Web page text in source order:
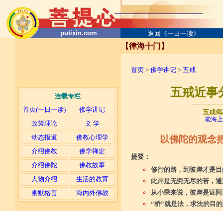
putixin.com 返回《一日一读》
连载专栏
首页(一日一读)
佛学讲记
政策理论
文 学
动态报道
佛教心理学
介绍佛教
佛学禅定
介绍佛陀
佛教故事
人物介绍
生活的教育
幽默格言
海内外佛教
【律海十门】
首页 > 佛学讲记 > 五戒
五戒近事
五戒
能海
以佛陀的观念
提要：
修行的路，到彼岸才是
此岸是无穷无尽的苦，
从小乘来说，彼岸是证
“桥”就是法，求法的目